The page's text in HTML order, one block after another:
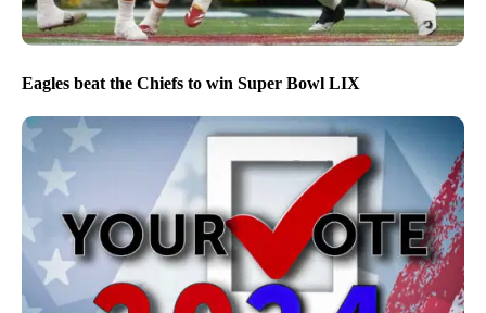
Eagles beat the Chiefs to win Super Bowl LIX